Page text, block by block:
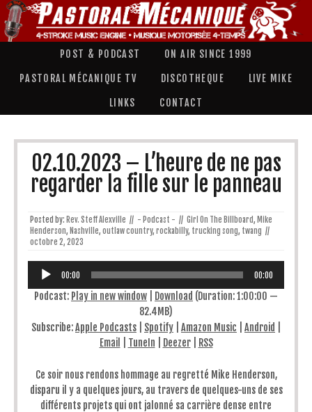
POST & PODCAST ON AIR SINCE 1999
PASTORAL MÉCANIQUE TV DISCOTHEQUE LIVE MIKE
LINKS CONTACT
02.10.2023 – L’heure de ne pas
regarder la fille sur le panneau
Posted by: Rev. Steff Alexville // - Podcast - // Girl On The Billboard, Mike
Henderson, Nashville, outlaw country, rockabilly, trucking song, twang //
octobre 2, 2023
Lecteur
audio
00:00 00:00
Podcast: Play in new window Download (Duration: 1:00:00 —
82.4MB)
Subscribe:Apple Podcasts Spotify Amazon Music Android
Email
TuneIn Deezer| RSS
Ce soir nous rendons hommage au regretté Mike Henderson,
disparu il y a quelques jours, au travers de quelques-uns de ses
différents projets qui ont jalonné sa carrière dense entre